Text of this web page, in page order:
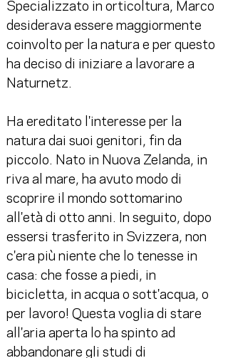
Specializzato in orticoltura, Marco
desiderava essere maggiormente
coinvolto per la natura e per questo
ha deciso di iniziare a lavorare a
Naturnetz.
Ha ereditato l'interesse per la
natura dai suoi genitori, fin da
piccolo. Nato in Nuova Zelanda, in
riva al mare, ha avuto modo di
scoprire il mondo sottomarino
all'età di otto anni. In seguito, dopo
essersi trasferito in Svizzera, non
c'era più niente che lo tenesse in
casa: che fosse a piedi, in
bicicletta, in acqua o sott'acqua, o
per lavoro! Questa voglia di stare
all'aria aperta lo ha spinto ad
abbandonare gli studi di